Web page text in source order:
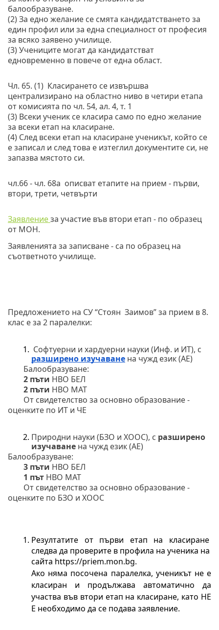
балообразуване.
(2) За едно желание се смята кандидатстването за
един профил или за една специалност от професия
за всяко заявено училище.
(3) Учениците могат да кандидатстват
едновременно в повече от една област.
Чл. 65. (1)  Класирането се извършва
централизирано на областно ниво в четири етапа
от комисията по чл. 54, ал. 4, т. 1
(3) Всеки ученик се класира само по едно желание
за всеки етап на класиране.
(4) След всеки етап на класиране ученикът, който се
е записал и след това е изтеглил документите си, не
запазва мястото си.
чл.66 - чл. 68а  описват етапите на прием - първи,
втори, трети, четвърти
Заявление за участие във втори етап - по образец
от МОН.
Заявленията за записване - са по образец на
съответното училище.
Предложението на СУ “Стоян  Заимов” за прием в 8.
клас е за 2 паралелки:
разширено изучаване на чужд език (АЕ)
Балообразуване:
2 пъти НВО БЕЛ
2 пъти НВО МАТ
От свидетелство за основно образование -
оценките по ИТ и ЧЕ
Природни науки (БЗО и ХООС), с разширено
изучаване на чужд език (АЕ)
Балообразуване:
3 пъти НВО БЕЛ
1 път НВО МАТ
От свидетелство за основно образование -
оценките по БЗО и ХООС
Резултатите от първи етап на класиране
следва да проверите в профила на ученика на
сайта https://priem.mon.bg.
Ако няма посочена паралелка, ученикът не е
класиран и продължава автоматично да
участва във втори етап на класиране, като НЕ
Е необходимо да се подава заявление.